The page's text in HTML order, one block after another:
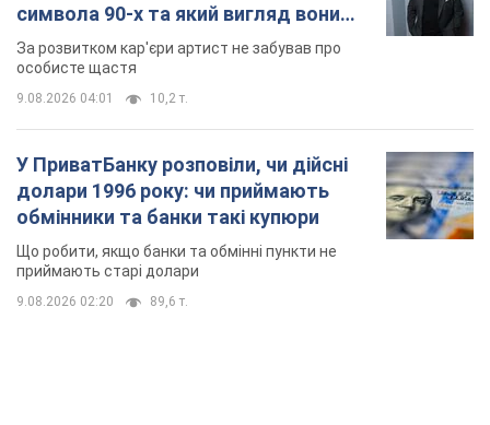
символа 90-х та який вигляд вони
мають
За розвитком кар'єри артист не забував про
особисте щастя
9.08.2026 04:01 10,2 т.
У ПриватБанку розповіли, чи дійсні
долари 1996 року: чи приймають
обмінники та банки такі купюри
Що робити, якщо банки та обмінні пункти не
приймають старі долари
9.08.2026 02:20 89,6 т.